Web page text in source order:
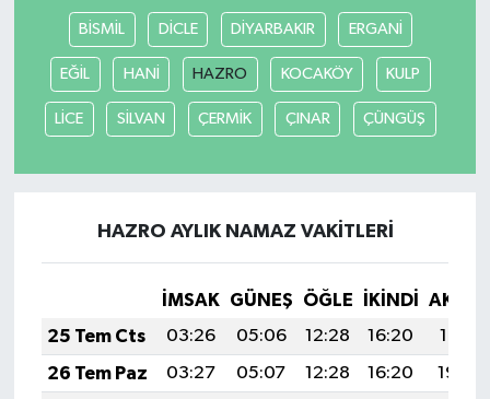
BİSMİL DİCLE DİYARBAKIR ERGANİ
EĞİL HANİ HAZRO KOCAKÖY KULP
LİCE SİLVAN ÇERMİK ÇINAR ÇÜNGÜŞ
HAZRO AYLIK NAMAZ VAKITLERI
İMSAK GÜNEŞ ÖĞLE İKINDI
25 Tem Cts
03:26 05:06 12:28 16:20
19:41
26 Tem Paz
03:27 05:07 12:28 16:20
19:40